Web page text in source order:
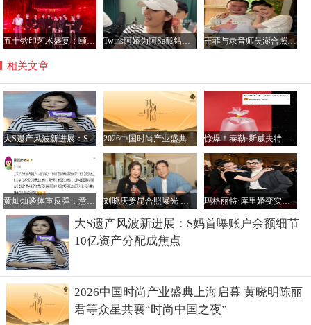
五十钤印艺术盛宴：颐和园星光璀璨，群星共铸艺术新篇章 Twins阿娇为阿Sa戴钻石项链，阿Sa宣布结婚感情稳定 王菲与录音师吴澎合照曝光，56岁状态惊艳引热议
相关文章
大S遗产风波新进展：S妈首曝账户余额细节 10亿资产分配成焦点 2026中国时尚产业盛典上海启幕 黄晓明陈丽君等众星共襄“时尚中国之夜” 惊爆！泰勒·斯威夫特婚礼纪念品市场乱象：一袋空气标价5万美元
黄灿灿谈体重反弹：意外增长显著，后续将加强管理 刘晓庆姜昆合照曝光 共忆春晚趣事彰显深厚情谊 玛格丽特·库里婚变实锤？新欢曝光与音乐人丈夫分道扬镳
大S遗产风波新进展：S妈首曝账户余额细节
10亿资产分配成焦点
2026中国时尚产业盛典上海启幕 黄晓明陈丽
君等众星共襄“时尚中国之夜”